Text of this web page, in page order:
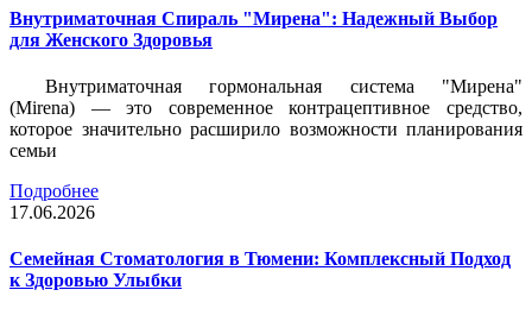
Внутриматочная Спираль "Мирена": Надежный Выбор
для Женского Здоровья
Внутриматочная гормональная система "Мирена"
(Mirena) — это современное контрацептивное средство,
которое значительно расширило возможности планирования
семьи
Подробнее
17.06.2026
Семейная Стоматология в Тюмени: Комплексный Подход
к Здоровью Улыбки